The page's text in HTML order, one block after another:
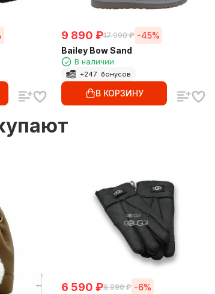
9 890 ₽17 990 ₽ -45%
Bailey Bow Sand
В наличии
+247 бонусов
В КОРЗИНУ
6 590 ₽6 990 ₽ -6%